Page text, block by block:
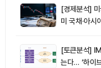
[경제분석]
미 국채·아시
[토큰분석]
는다… ‘하이